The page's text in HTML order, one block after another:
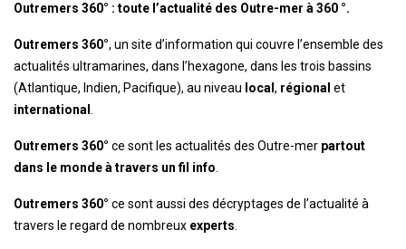
Outremers 360° : toute l’actualité des Outre-mer à 360 °.
Outremers 360°, un site d’information qui couvre l’ensemble des
actualités ultramarines, dans l’hexagone, dans les trois bassins
(Atlantique, Indien, Pacifique), au niveau local , régional et
international
Outremers 360° ce sont les actualités des Outre-mer partout
dans le monde à travers un fil info
Outremers 360° ce sont aussi des décryptages de l’actualité à
travers le regard de nombreux experts